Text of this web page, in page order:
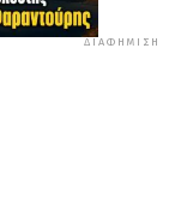
ΔΙΑΦΉΜΙΣΗ